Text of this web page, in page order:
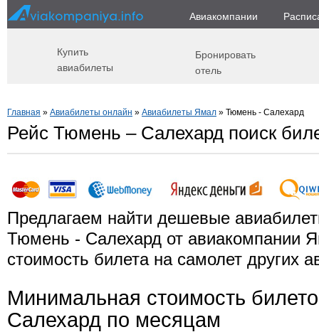
Авиакомпании
Купить
авиабилеты
Бронировать
отель
Главная » Авиабилеты онлайн » Авиабилеты Ямал » Тюмень - Салехард
Рейс Тюмень – Салехард поиск
Предлагаем найти дешевые
Тюмень - Салехард от авиакомпании
стоимость билета на самолет других
Минимальная стоимость
Салехард по месяцам